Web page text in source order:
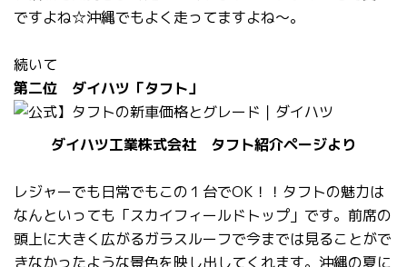
ですよね☆沖縄でもよく走ってますよね～。
続いて
第二位 ダイハツ「タフト」
ダイハツ工業株式会社 タフト紹介ページより
レジャーでも日常でもこの１台でOK！！タフトの魅力は
なんといっても「スカイフィールドトップ」です。前席の
頭上に大きく広がるガラスルーフで今までは見ることがで
きなかったような景色を映し出してくれます。沖縄の夏に